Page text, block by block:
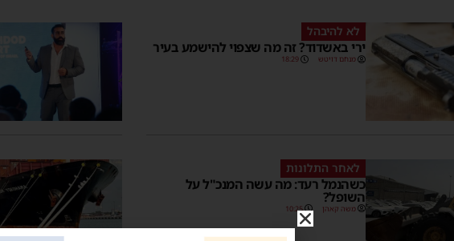
לא להיבהל
ירי באשדוד? זה מה שצפוי להישמע בעיר
מנחם דויטש 18:29
לאחר התלונות
כשהנמל רעד: מה עשה המנכ"ל על
השופל?
משה קאהן 10:25